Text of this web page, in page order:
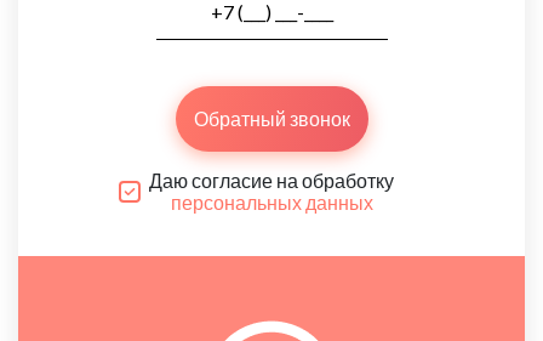
Обратный звонок
Даю согласие на обработку
персональных данных